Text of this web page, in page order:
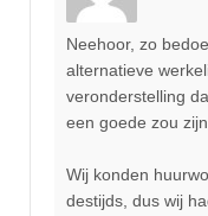
Neehoor, zo
alternatieve
veronderstelling
een goede zou
Wij konden
destijds, dus wij